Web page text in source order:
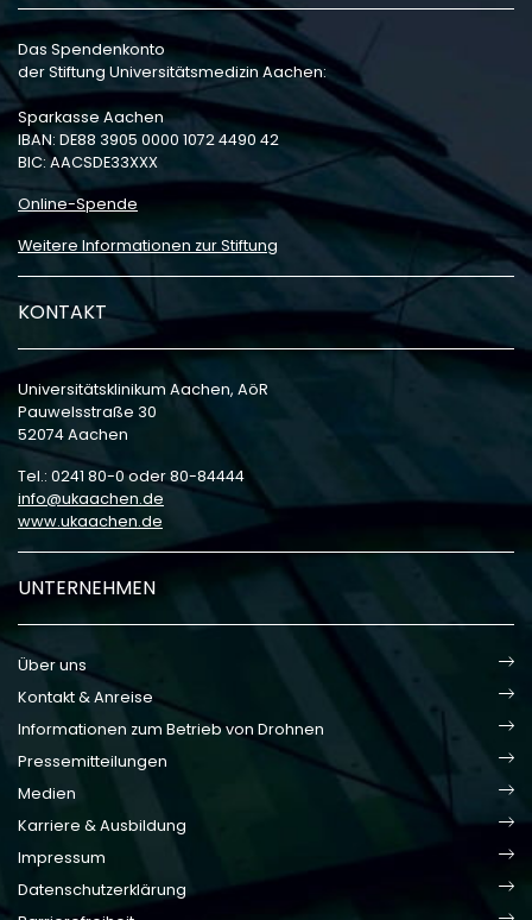
Das Spendenkonto
der Stiftung Universitätsmedizin Aachen:
Sparkasse Aachen
IBAN: DE88 3905 0000 1072 4490 42
BIC: AACSDE33XXX
Online-Spende
Weitere Informationen zur Stiftung
KONTAKT
Universitätsklinikum Aachen, AöR
Pauwelsstraße 30
52074 Aachen
Tel.: 0241 80-0 oder 80-84444
info
ukaachen de
www.ukaachen.de
UNTERNEHMEN
Über uns
Kontakt & Anreise
Informationen zum Betrieb von Drohnen
Pressemitteilungen
Medien
Karriere & Ausbildung
Impressum
Datenschutzerklärung